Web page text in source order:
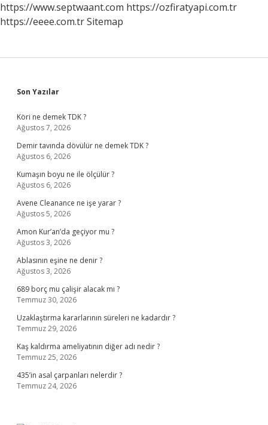
https://www.septwaant.com https://ozfiratyapi.com.tr
https://eeee.com.trSitemap
Sidebar
Son Yazılar
Köri ne demek TDK ?
Ağustos 7, 2026
Demir tavında dövülür ne demek TDK ?
Ağustos 6, 2026
Kumaşın boyu ne ile ölçülür ?
Ağustos 6, 2026
Avene Cleanance ne işe yarar ?
Ağustos 5, 2026
Amon Kur’an’da geçiyor mu ?
Ağustos 3, 2026
Ablasının eşine ne denir ?
Ağustos 3, 2026
689 borç mu çalişir alacak mı ?
Temmuz 30, 2026
Uzaklaştırma kararlarının süreleri ne kadardır ?
Temmuz 29, 2026
Kaş kaldırma ameliyatının diğer adı nedir ?
Temmuz 25, 2026
435’in asal çarpanları nelerdir ?
Temmuz 24, 2026